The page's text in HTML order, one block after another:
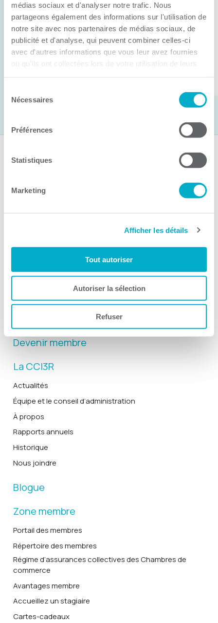
médias sociaux et d'analyser notre trafic. Nous
partageons également des informations sur l'utilisation de
notre site avec nos partenaires de médias sociaux, de
publicité et d'analyse, qui peuvent combiner celles-ci
avec d'autres informations que vous leur avez fournies
ou qu'ils ont collectées lors de votre utilisation de leurs
Nécessaires
Préférences
Statistiques
Marketing
Afficher les détails
Tout autoriser
Autoriser la sélection
Refuser
C’est lors de son assemblée générale annuelle
tenue hier que la Chambre de commerce et
d’industries de ...
Suivez-nous
Gala Radisson
Solutions RH
Devenir membre
La CCI3R
Actualités
Équipe et le conseil d’administration
À propos
Rapports annuels
Historique
Nous joindre
Blogue
Zone membre
Portail des membres
Répertoire des membres
Régime d’assurances collectives des Chambres de
commerce
Avantages membre
Accueillez un stagiaire
Cartes-cadeaux